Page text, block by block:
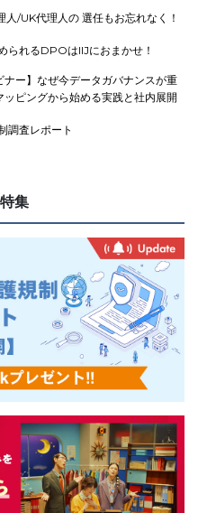
/UK代理人の 選任もお忘れなく！
られるDPOはIIJにおまかせ！
ナー】なぜ今データガバナンスが重
ピングから始める実践と社内展開
調査レポート
特集